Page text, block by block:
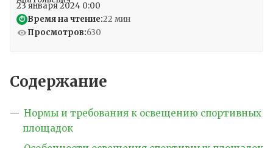
23 января 2024 0:00
⏱ Время на чтение:22 мин
Просмотров:630
Содержание
Нормы и требования к освещению спортивных
площадок